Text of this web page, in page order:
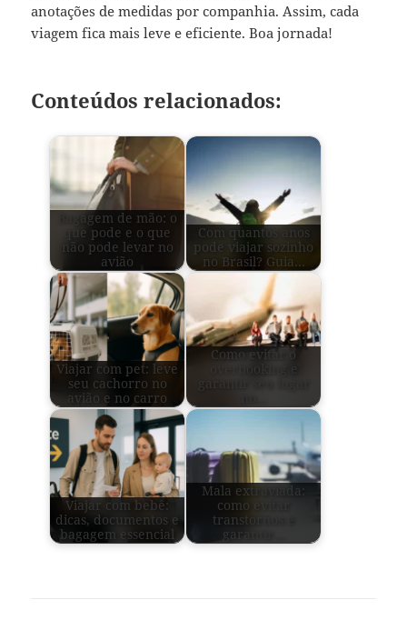
anotações de medidas por companhia. Assim, cada
viagem fica mais leve e eficiente. Boa jornada!
Conteúdos relacionados:
Bagagem de mão: o
que pode e o que
não pode levar no
avião
Com quantos anos
pode viajar sozinho
no Brasil? Guia…
Viajar com pet: leve
seu cachorro no
avião e no carro
Como evitar o
garantir seu lugar
Viajar com bebê:
dicas, documentos e
bagagem essencial
Mala extraviada:
como evitar
transtornos e
garantir…